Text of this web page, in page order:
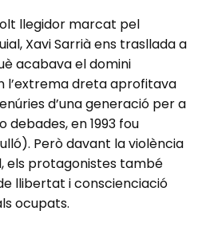
llegidor marcat pel
Xavi Sarrià ens trasllada a
acabava el domini
l’extrema dreta aprofitava
d’una generació per a
debades, en 1993 fou
Però davant la violència
els protagonistes també
llibertat i conscienciació
ocupats.